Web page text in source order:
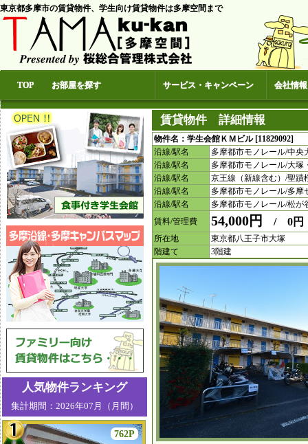
東京都多摩市の賃貸物件、学生向け賃貸物件は多摩空間まで
TOP お部屋を探す サービス・キャンペーン 会社情報
賃貸物件 詳細情報
物件名：学生会館ＫＭビル [11829092]
沿線/駅名
多摩都市モノレール/中央
沿線/駅名
多摩都市モノレール/大塚
沿線/駅名
京王線（新線含む）/聖蹟
沿線/駅名
多摩都市モノレール/多摩
沿線/駅名
多摩都市モノレール/松が
賃料/管理費
54,000円 / 0円
所在地
東京都八王子市大塚
階建て
3階建
人気物件ランキング
集計期間：2026年07月（月間）
762P